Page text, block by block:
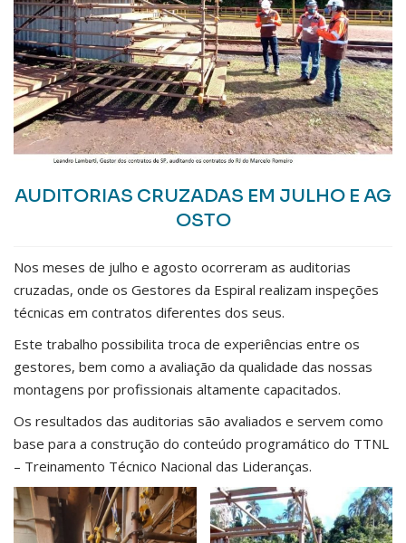
AUDITORIAS CRUZADAS EM JULHO E AG
OSTO
Nos meses de julho e agosto ocorreram as auditorias
cruzadas, onde os Gestores da Espiral realizam inspeções
técnicas em contratos diferentes dos seus.
Este trabalho possibilita troca de experiências entre os
gestores, bem como a avaliação da qualidade das nossas
montagens por profissionais altamente capacitados.
Os resultados das auditorias são avaliados e servem como
base para a construção do conteúdo programático do TTNL
– Treinamento Técnico Nacional das Lideranças.